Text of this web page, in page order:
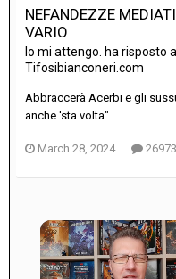
NEFANDEZZE
VARIO
Io mi attengo. ha risposto
Tifosibianconeri.com
Abbraccerà Acerbi e gli
anche 'sta volta"...
March 28, 2024